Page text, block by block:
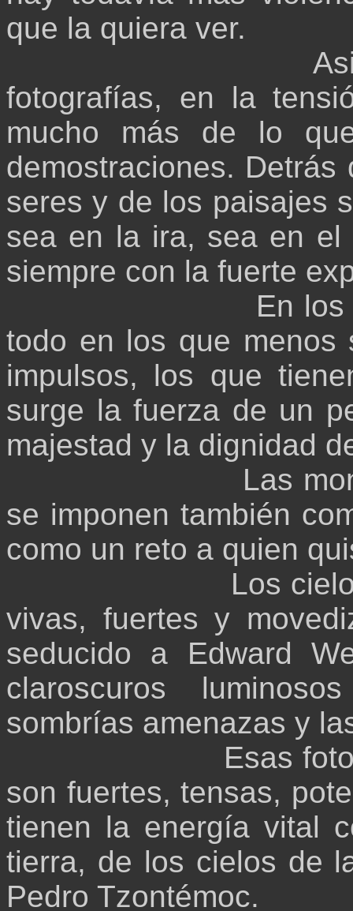
que la quiera ver.
fotografías, en la
mucho más de lo
demostraciones.
seres y de los paisajes
sea en la ira, sea en el
siempre con la fuerte
En
todo en los que menos
impulsos, los que
surge la fuerza de un
majestad y la dignidad
Las
se imponen también
como un reto a quien
Los
vivas, fuertes y
seducido a Edward
claroscuros
sombrías amenazas y
Esas
son fuertes, tensas,
tienen la energía vital
tierra, de los cielos de
Pedro Tzontémoc.